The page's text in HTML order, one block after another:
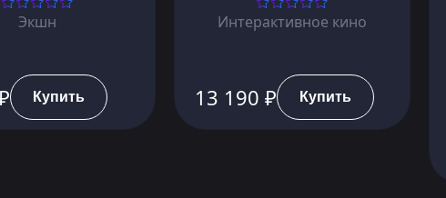
Экшн
Купить
Интерактивное кино
13 190 ₽ Купить